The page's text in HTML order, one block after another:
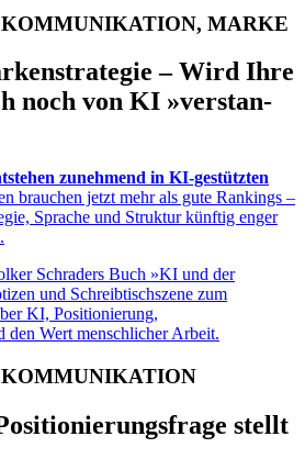
KOMMUNIKATION, MARKE
– Wird Ihre
noch von KI »ver­stan­
zu­neh­mend in KI-ge­stütz­ten
brauchen jetzt mehr als gute Ran­kings –
Spra­che und Struk­tur künf­tig en­ger
KOMMUNIKATION
stellt